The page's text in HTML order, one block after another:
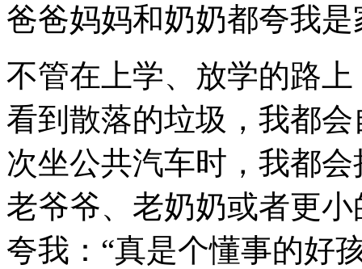
爸爸妈妈和奶奶都夸我
不管在上学、放学的路
看到散落的垃圾，我都
次坐公共汽车时，我都
老爷爷、老奶奶或者更
夸我：“真是个懂事的好